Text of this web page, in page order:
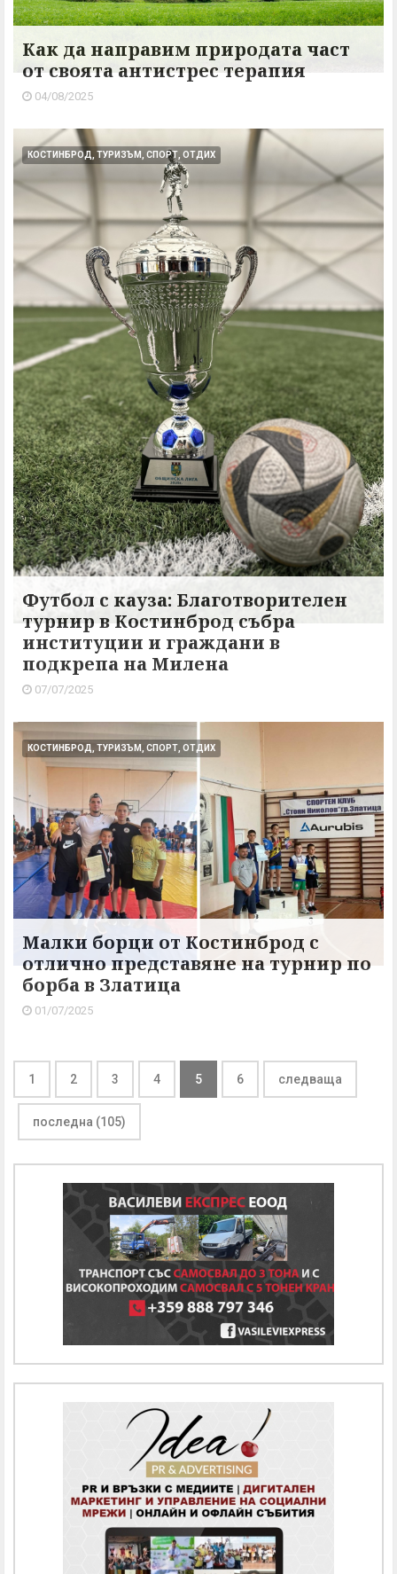
Как да направим природата част
от своята антистрес терапия
04/08/2025
КОСТИНБРОД, ТУРИЗЪМ, СПОРТ, ОТДИХ
Футбол с кауза: Благотворителен
турнир в Костинброд събра
институции и граждани в
подкрепа на Милена
07/07/2025
КОСТИНБРОД, ТУРИЗЪМ, СПОРТ, ОТДИХ
Малки борци от Костинброд с
отлично представяне на турнир по
борба в Златица
01/07/2025
1 2 3 4 5 6 следваща
последна (105)